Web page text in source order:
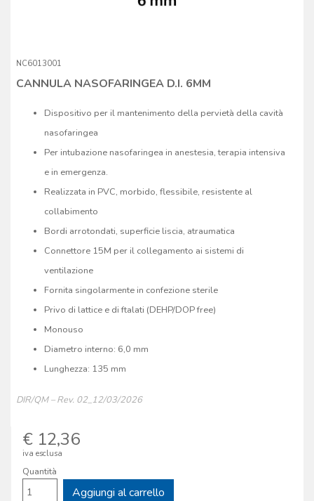
NC6013001
CANNULA NASOFARINGEA D.I. 6MM
Dispositivo per il mantenimento della pervietà della cavità
nasofaringea
Per intubazione nasofaringea in anestesia, terapia intensiva
e in emergenza.
Realizzata in PVC, morbido, flessibile, resistente al
collabimento
Bordi arrotondati, superficie liscia, atraumatica
Connettore 15M per il collegamento ai sistemi di
ventilazione
Fornita singolarmente in confezione sterile
Privo di lattice e di ftalati (DEHP/DOP free)
Monouso
Diametro interno: 6,0 mm
Lunghezza: 135 mm
DIR/QM – Rev. 02_12/03/2026
€ 12,36
iva esclusa
Quantità
Aggiungi al carrello